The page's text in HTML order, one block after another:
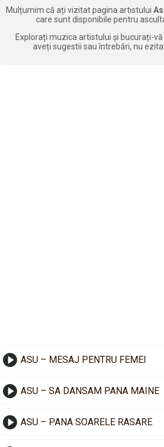
Mulțumim că ați vizitat pagina artistului
care sunt disponibile pentru
Explorați muzica artistului și bucurați-
aveți sugestii sau întrebări, nu
ASU – MESAJ PENTRU FEMEI
ASU – SA DANSAM PANA MAINE
ASU – PANA SOARELE RASARE